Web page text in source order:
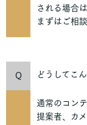
される場合
まずはご相
Q どうしてこ
通常のコン
提案者、カ